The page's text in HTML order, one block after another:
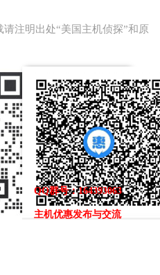
请注明出处“美国主机侦探”和原
QQ群号：164393063
主机优惠发布与交流